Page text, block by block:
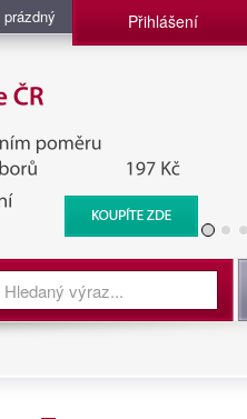
Přihlášení